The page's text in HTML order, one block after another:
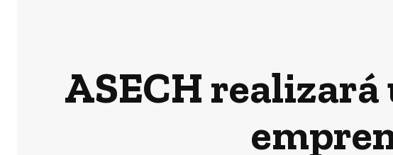
ASECH